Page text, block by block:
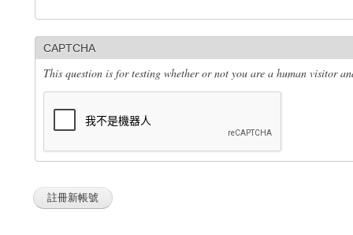
CAPTCHA
This question is for testing whether or not you are a human visitor